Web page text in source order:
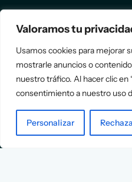
Valoramos tu
Usamos cookies para mejorar
mostrarle anuncios o
nuestro tráfico. Al hacer clic en
consentimiento a nuestro uso
Personalizar
Asociación
Española
Services
Positioning
Strategy